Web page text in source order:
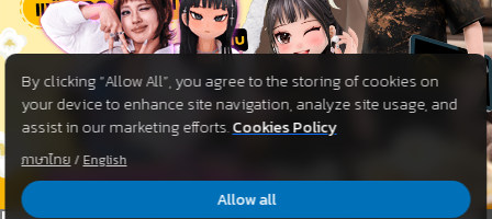
By clicking “Allow All”, you agree to the storing of cookies on
your device to enhance site navigation, analyze site usage, and
assist in our marketing efforts.Cookies Policy
ภาษาไทย/ English
Allow all